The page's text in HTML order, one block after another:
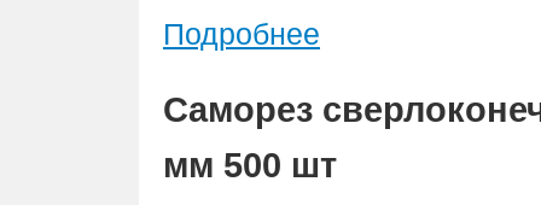
Подробнее
Саморез
мм 500 шт